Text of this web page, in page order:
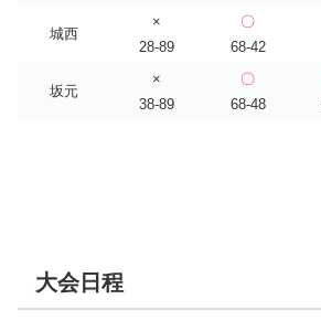
城西
×
28-89
〇
68-42
坂元
×
38-89
〇
68-48
大会日程